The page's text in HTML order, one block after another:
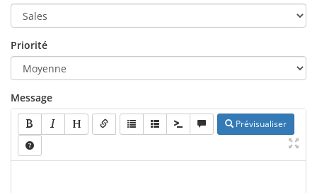
Priorité
Message
Prévisualiser